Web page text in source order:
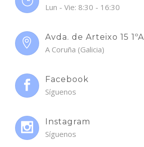
Lun - Vie: 8:30 - 16:30
Avda. de Arteixo 15 1ºA
A Coruña (Galicia)
Facebook
Síguenos
Instagram
Síguenos